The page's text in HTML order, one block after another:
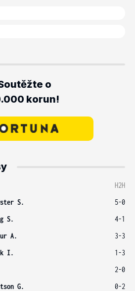
o
korun!
H2H
S.
5-0
S.
4-1
A.
3-3
I.
1-3
2-0
G. 0-2